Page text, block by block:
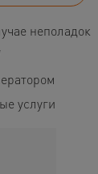
неполадок
услуги